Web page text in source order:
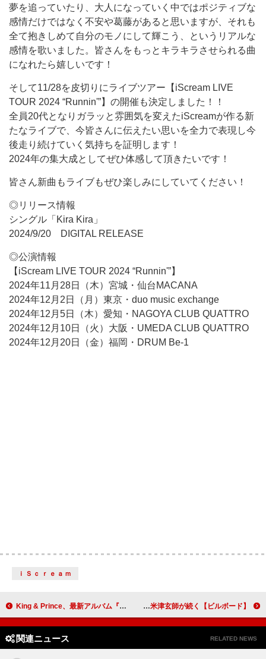
夢を追っていたり、大人になっていく中ではポジティブな
感情だけではなく不安や葛藤があると思いますが、それも
全て抱きしめて自分のモノにして輝こう、というリアルな
感情を歌いました。皆さんをもっとキラキラさせられる曲
になれたら嬉しいです！
そして11/28を皮切りにライブツアー【iScream LIVE
TOUR 2024 “Runnin'”】の開催も決定しました！！
全員20代となりガラッと雰囲気を変えたiScreamが作る新
たなライブで、今皆さんに伝えたい思いを全力で表現し今
後走り続けていく気持ちを証明します！
2024年の集大成としてぜひ体感して頂きたいです！
皆さん新曲もライブもぜひ楽しみにしていてください！
◎リリース情報
シングル「Kira Kira」
2024/9/20 DIGITAL RELEASE
◎公演情報
【iScream LIVE TOUR 2024 “Runnin'”】
2024年11月28日（木）宮城・仙台MACANA
2024年12月2日（月）東京・duo music exchange
2024年12月5日（木）愛知・NAGOYA CLUB QUATTRO
2024年12月10日（火）大阪・UMEDA CLUB QUATTRO
2024年12月20日（金）福岡・DRUM Be-1
ｉＳｃｒｅａｍ
King & Prince、最新アルバム『Re:ERA』より表題曲「WOW」先行配信決定 髙橋海人と三浦大知／UTAによるコラボ制作 【ビルボード】BOYNEXTDOOR『19.99』13.9万枚でアルバムセールス首位獲得 あいみょん／米津玄師が続く
関連ニュース RELATED NEWS